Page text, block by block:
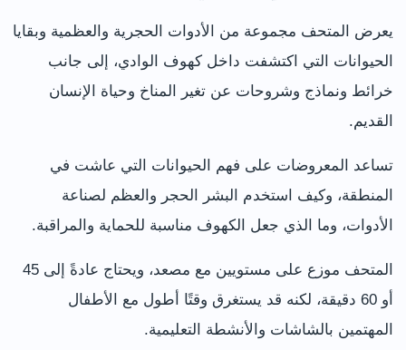
يعرض المتحف مجموعة من الأدوات الحجرية والعظمية وبقايا
الحيوانات التي اكتشفت داخل كهوف الوادي، إلى جانب
خرائط ونماذج وشروحات عن تغير المناخ وحياة الإنسان
القديم.
تساعد المعروضات على فهم الحيوانات التي عاشت في
المنطقة، وكيف استخدم البشر الحجر والعظم لصناعة
الأدوات، وما الذي جعل الكهوف مناسبة للحماية والمراقبة.
المتحف موزع على مستويين مع مصعد، ويحتاج عادةً إلى 45
أو 60 دقيقة، لكنه قد يستغرق وقتًا أطول مع الأطفال
المهتمين بالشاشات والأنشطة التعليمية.